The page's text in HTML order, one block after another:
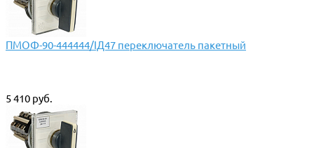
ПМОФ-90-444444/IД47 переключатель пакетный
5 410 руб.